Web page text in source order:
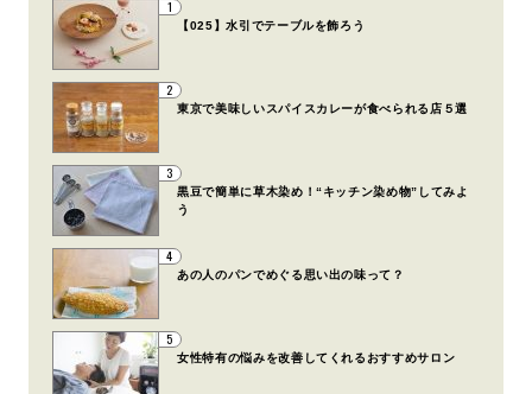
1
【025】水引でテーブルを飾ろう
2
東京で美味しいスパイスカレーが食べられる店５選
3
黒豆で簡単に草木染め！“キッチン染め物”してみよ
う
4
あの人のパンでめぐる思い出の味って？
5
女性特有の悩みを改善してくれるおすすめサロン